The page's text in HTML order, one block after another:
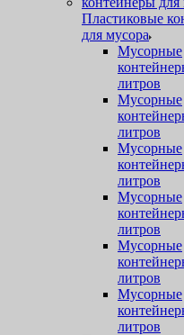
Пластиковые
для мусора
Мусорные
литров
Мусорные
литров
Мусорные
литров
Мусорные
литров
Мусорные
литров
Мусорные
литров